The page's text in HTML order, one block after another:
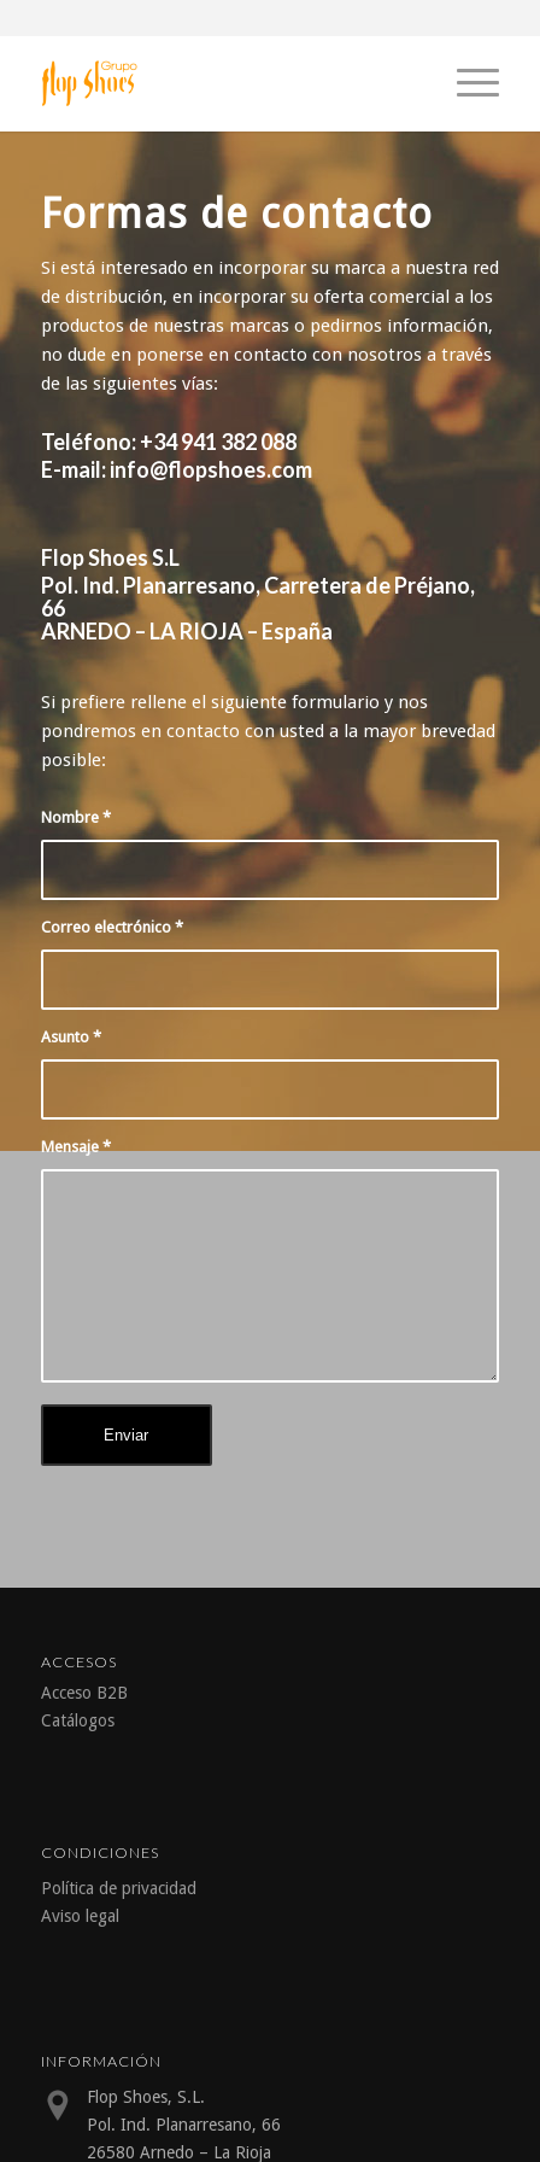
Formas de contacto
Si está interesado en incorporar su marca a nuestra red
de distribución, en incorporar su oferta comercial a los
productos de nuestras marcas o pedirnos información,
no dude en ponerse en contacto con nosotros a través
de las siguientes vías:
Teléfono: +34 941 382 088
E-mail: info@flopshoes.com
Flop Shoes S.L
Pol. Ind. Planarresano, Carretera de Préjano,
66
ARNEDO – LA RIOJA – España
Si prefiere rellene el siguiente formulario y nos
pondremos en contacto con usted a la mayor brevedad
posible:
Nombre *
Correo electrónico *
Asunto *
Mensaje *
ACCESOS
Acceso B2B
Catálogos
CONDICIONES
Política de privacidad
Aviso legal
INFORMACIÓN
Flop Shoes, S.L.
Pol. Ind. Planarresano, 66
26580 Arnedo – La Rioja